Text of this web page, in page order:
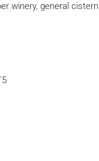
winery, general cistern